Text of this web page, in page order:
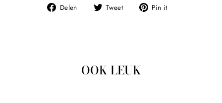
Delen
Deel
Tweet
Tweet Pin it
OOK LEUK